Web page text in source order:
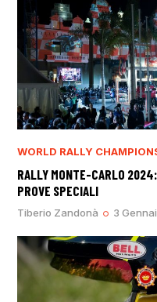
WORLD RALLY
RALLY MONTE-CARLO
PROVE SPECIALI
Tiberio Zandonà 3